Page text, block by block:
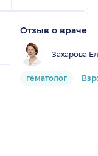
Отзыв о враче
Захарова
гематолог